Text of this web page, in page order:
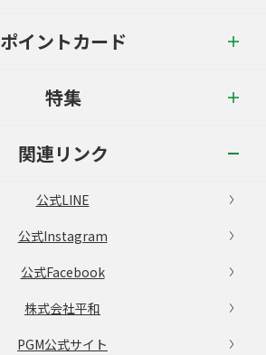
ポイントカード
特集
関連リンク
公式LINE
公式Instagram
公式Facebook
株式会社平和
PGM公式サイト